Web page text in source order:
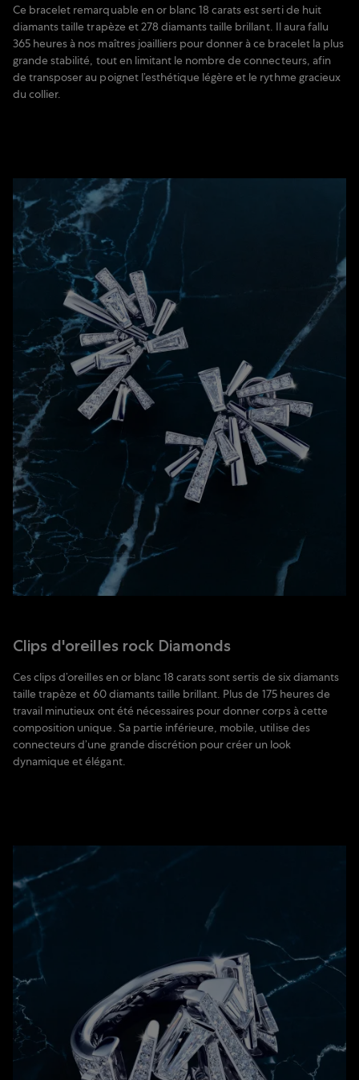
Ce bracelet remarquable en or blanc 18 carats est serti de huit
diamants taille trapèze et 278 diamants taille brillant. Il aura fallu
365 heures à nos maîtres joailliers pour donner à ce bracelet la plus
grande stabilité, tout en limitant le nombre de connecteurs, afin
de transposer au poignet l’esthétique légère et le rythme gracieux
du collier.
Clips d'oreilles rock Diamonds
Ces clips d’oreilles en or blanc 18 carats sont sertis de six diamants
taille trapèze et 60 diamants taille brillant. Plus de 175 heures de
travail minutieux ont été nécessaires pour donner corps à cette
composition unique. Sa partie inférieure, mobile, utilise des
connecteurs d’une grande discrétion pour créer un look
dynamique et élégant.